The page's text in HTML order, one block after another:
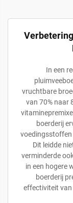
In een
vruchtbare
van 70% naar
boerderij
voedingsstoffen
Dit leidde
verminderde
in een hogere
boerderij
effectiviteit van